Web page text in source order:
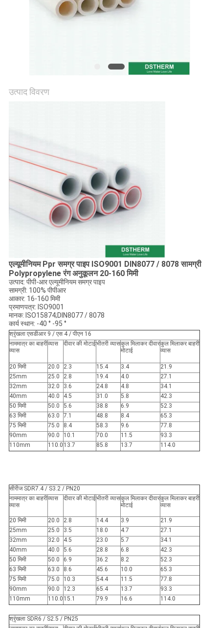
उत्पाद विवरण
एल्यूमीनियम Ppr समग्र पाइप ISO9001 DIN8077 / 8078 सामग्री
Polypropylene रंग अनुकूलन 20-160 मिमी
उत्पाद: पीपी-आर एल्यूमीनियम समग्र पाइप
सामग्री: 100% पीपीआर
आकार: 16-160 मिमी
प्रमाणपत्र: ISO9001
मानक: ISO15874;DIN8077 / 8078
कार्य स्थान: -40 ° -95 °
श्रृंखला एसडीआर 9 / एस 4 / पीएन 16
नाममात्र का बाहरी
व्यास
व्यास दीवार की मोटाईभीतरी व्यासकुल मिलाकर दीवार
मोटाई
कुल मिलाकर बाहरी
व्यास
20 मिमी 20.0 2.3 15.4 3.4
21.9
25mm
25.0 2.8 19.4 4.0
27.1
32mm
32.0 3.6 24.8 4.8
34.1
40mm
40.0 4.5 31.0 5.8
42.3
50 मिमी
50.0 5.6 38.8 6.9
52.3
63 मिमी
63.0 7.1 48.8 8.4
65.3
75 मिमी
75.0 8.4 58.3 9.6
77.8
90mm
90.0 10.1 70.0 11.5
93.3
110mm
110.0 13.7 85.8 13.7 114.0
सीरीज SDR7.4 / S3.2 / PN20
नाममात्र का बाहरी
व्यास
व्यास दीवार की मोटाईभीतरी व्यासकुल मिलाकर दीवार
मोटाई
कुल मिलाकर बाहरी
व्यास
20 मिमी 20.0 2.8 14.4 3.9
21.9
25mm
25.0 3.5 18.0 4.7
27.1
32mm
32.0 4.5 23.0 5.7
34.1
40mm
40.0 5.6 28.8 6.8
42.3
50 मिमी
50.0 6.9 36.2 8.2
52.3
63 मिमी
63.0 8.6 45.6 10.0
65.3
75 मिमी
75.0 10.3 54.4 11.5
77.8
90mm
90.0 12.3 65.4 13.7
93.3
110mm
110.0 15.1 79.9 16.6 114.0
श्रृंखला SDR6 / S2.5 / PN25